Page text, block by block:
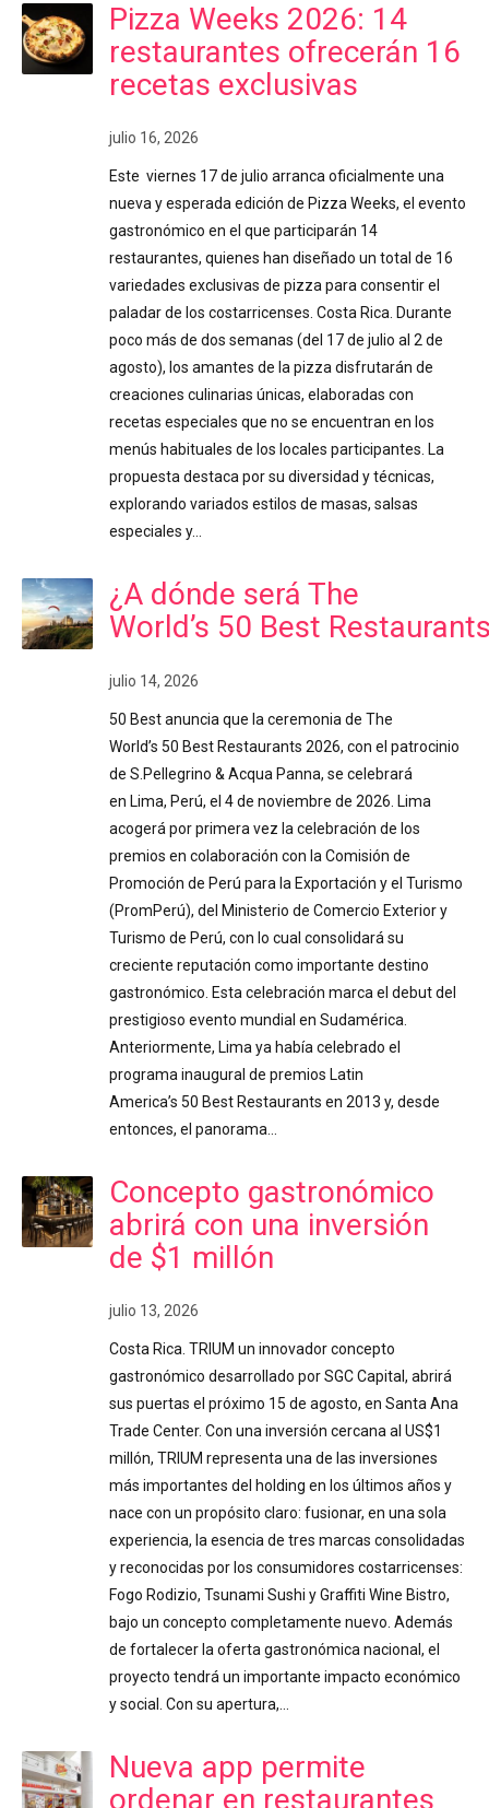
Pizza Weeks 2026: 14
restaurantes ofrecerán 16
recetas exclusivas
julio 16, 2026
Este viernes 17 de julio arranca oficialmente una
nueva y esperada edición de Pizza Weeks, el evento
gastronómico en el que participarán 14
restaurantes, quienes han diseñado un total de 16
variedades exclusivas de pizza para consentir el
paladar de los costarricenses. Costa Rica. Durante
poco más de dos semanas (del 17 de julio al 2 de
agosto), los amantes de la pizza disfrutarán de
creaciones culinarias únicas, elaboradas con
recetas especiales que no se encuentran en los
menús habituales de los locales participantes. La
propuesta destaca por su diversidad y técnicas,
explorando variados estilos de masas, salsas
especiales y…
¿A dónde será The
World’s 50 Best
julio 14, 2026
50 Best anuncia que la ceremonia de The
World’s 50 Best Restaurants 2026, con el patrocinio
de S.Pellegrino & Acqua Panna, se celebrará
en Lima, Perú, el 4 de noviembre de 2026. Lima
acogerá por primera vez la celebración de los
premios en colaboración con la Comisión de
Promoción de Perú para la Exportación y el Turismo
(PromPerú), del Ministerio de Comercio Exterior y
Turismo de Perú, con lo cual consolidará su
creciente reputación como importante destino
gastronómico. Esta celebración marca el debut del
prestigioso evento mundial en Sudamérica.
Anteriormente, Lima ya había celebrado el
programa inaugural de premios Latin
America’s 50 Best Restaurants en 2013 y, desde
entonces, el panorama…
Concepto gastronómico
abrirá con una inversión
de $1 millón
julio 13, 2026
Costa Rica. TRIUM un innovador concepto
gastronómico desarrollado por SGC Capital, abrirá
sus puertas el próximo 15 de agosto, en Santa Ana
Trade Center. Con una inversión cercana al US$1
millón, TRIUM representa una de las inversiones
más importantes del holding en los últimos años y
nace con un propósito claro: fusionar, en una sola
experiencia, la esencia de tres marcas consolidadas
y reconocidas por los consumidores costarricenses:
Fogo Rodizio, Tsunami Sushi y Graffiti Wine Bistro,
bajo un concepto completamente nuevo. Además
de fortalecer la oferta gastronómica nacional, el
proyecto tendrá un importante impacto económico
y social. Con su apertura,…
Nueva app permite
ordenar en restaurantes